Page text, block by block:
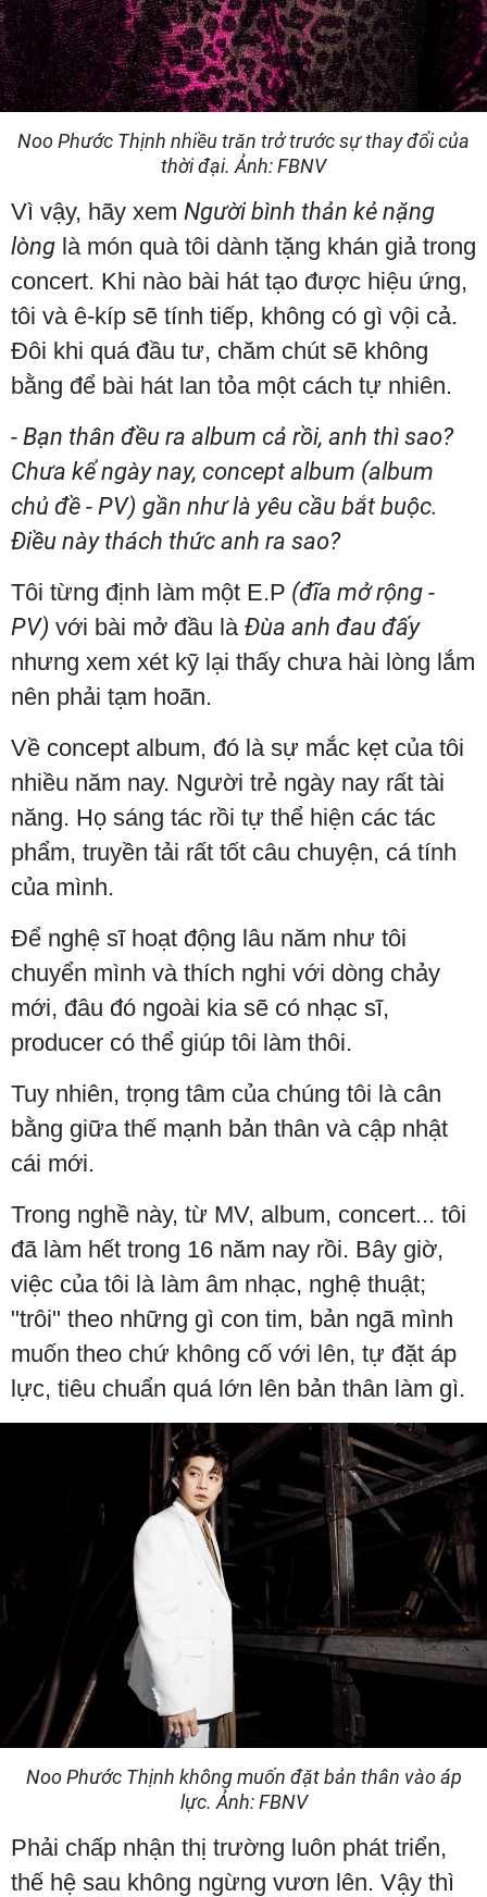
Noo Phước Thịnh nhiều trăn trở trước sự thay đổi của
thời đại. Ảnh: FBNV
Vì vậy, hãy xem Người bình thản kẻ nặng
lòng là món quà tôi dành tặng khán giả trong
concert. Khi nào bài hát tạo được hiệu ứng,
tôi và ê-kíp sẽ tính tiếp, không có gì vội cả.
Đôi khi quá đầu tư, chăm chút sẽ không
bằng để bài hát lan tỏa một cách tự nhiên.
- Bạn thân đều ra album cả rồi, anh thì sao?
Chưa kể ngày nay, concept album (album
chủ đề - PV) gần như là yêu cầu bắt buộc.
Điều này thách thức anh ra sao?
Tôi từng định làm một E.P (đĩa mở rộng -
PV) với bài mở đầu là Đùa anh đau đấy
nhưng xem xét kỹ lại thấy chưa hài lòng lắm
nên phải tạm hoãn.
Về concept album, đó là sự mắc kẹt của tôi
nhiều năm nay. Người trẻ ngày nay rất tài
năng. Họ sáng tác rồi tự thể hiện các tác
phẩm, truyền tải rất tốt câu chuyện, cá tính
của mình.
Để nghệ sĩ hoạt động lâu năm như tôi
chuyển mình và thích nghi với dòng chảy
mới, đâu đó ngoài kia sẽ có nhạc sĩ,
producer có thể giúp tôi làm thôi.
Tuy nhiên, trọng tâm của chúng tôi là cân
bằng giữa thế mạnh bản thân và cập nhật
cái mới.
Trong nghề này, từ MV, album, concert... tôi
đã làm hết trong 16 năm nay rồi. Bây giờ,
việc của tôi là làm âm nhạc, nghệ thuật;
"trôi" theo những gì con tim, bản ngã mình
muốn theo chứ không cố với lên, tự đặt áp
lực, tiêu chuẩn quá lớn lên bản thân làm gì.
Noo Phước Thịnh không muốn đặt bản thân vào áp
lực. Ảnh: FBNV
Phải chấp nhận thị trường luôn phát triển,
thế hệ sau không ngừng vươn lên. Vậy thì